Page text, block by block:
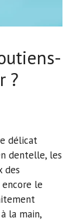
?
délicat
dentelle, les
des
le
la main,